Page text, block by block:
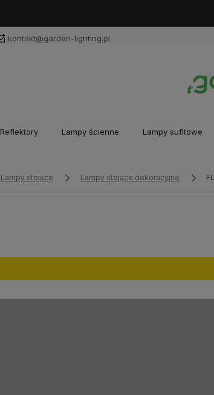
kontakt@garden-lighting.pl
Reflektory Lampy ścienne Lampy sufitowe
Lampy stojące Lampy stojące dekoracyjne